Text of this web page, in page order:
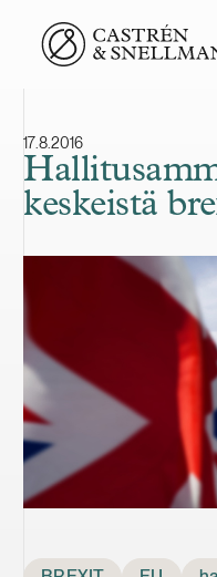
Front page
17.8.2016
keskeistä